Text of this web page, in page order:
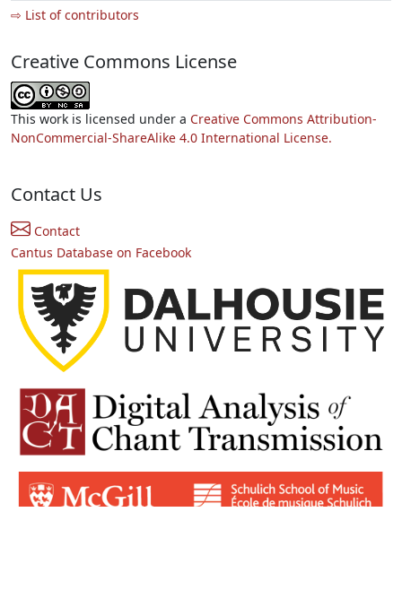
⇨ List of contributors
Creative Commons License
This work is licensed under a Creative Commons Attribution-
NonCommercial-ShareAlike 4.0 International License.
Contact Us
Contact
Cantus Database on Facebook